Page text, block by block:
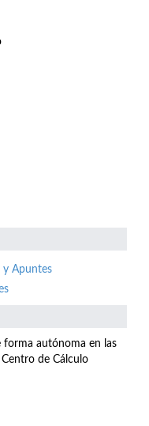
y Apuntes
forma autónoma en las
de Cálculo